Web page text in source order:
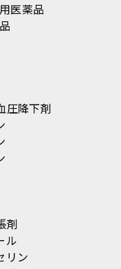
医薬品
圧降下剤
剤
ル
リン